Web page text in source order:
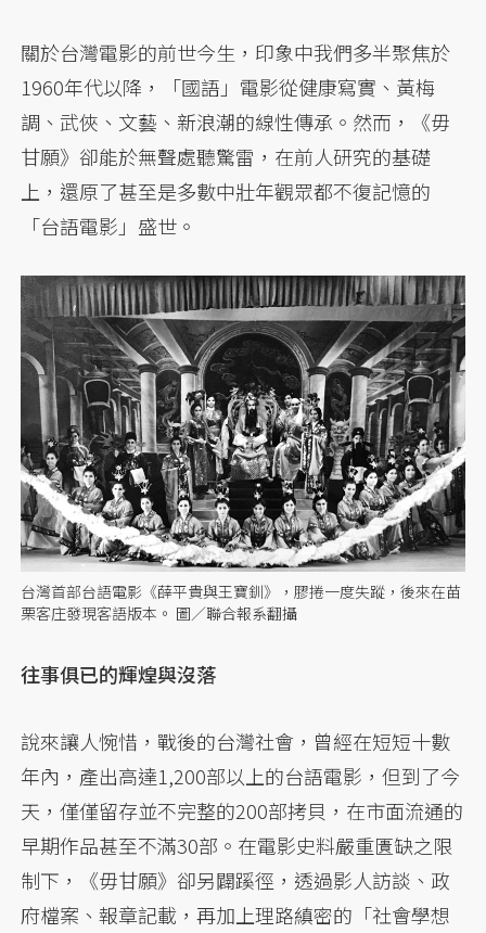
關於台灣電影的前世今生，印象中我們多半聚焦於
1960年代以降，「國語」電影從健康寫實、黃梅
調、武俠、文藝、新浪潮的線性傳承。然而，《毋
甘願》卻能於無聲處聽驚雷，在前人研究的基礎
上，還原了甚至是多數中壯年觀眾都不復記憶的
「台語電影」盛世。
台灣首部台語電影《薛平貴與王寶釧》，膠捲一度失蹤，後來在苗
栗客庄發現客語版本。 圖／聯合報系翻攝
往事俱已的輝煌與沒落
說來讓人惋惜，戰後的台灣社會，曾經在短短十數
年內，產出高達1,200部以上的台語電影，但到了今
天，僅僅留存並不完整的200部拷貝，在市面流通的
早期作品甚至不滿30部。在電影史料嚴重匱缺之限
制下，《毋甘願》卻另闢蹊徑，透過影人訪談、政
府檔案、報章記載，再加上理路縝密的「社會學想